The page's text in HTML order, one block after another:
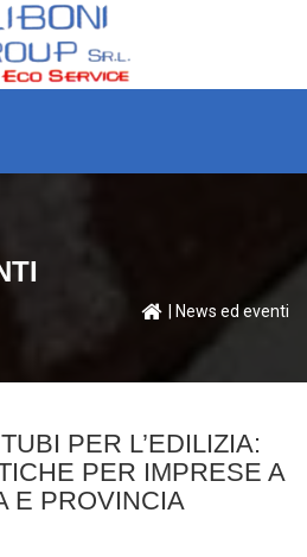
| News ed eventi
PER L’EDILIZIA:
PER IMPRESE A
E PROVINCIA